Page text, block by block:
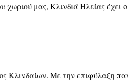
χωριού μας, Κλινδιά Ηλείας
Κλινδαίων. Με την επιφύλαξη